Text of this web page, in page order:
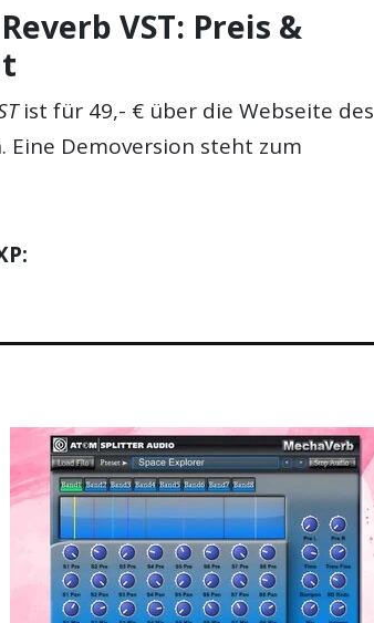
VST: Preis &
ist für 49,- € über die Webseite des
Eine Demoversion steht zum